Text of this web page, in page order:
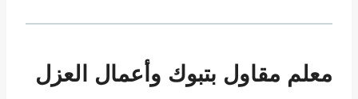
معلم مقاول بتبوك وأعمال العزل